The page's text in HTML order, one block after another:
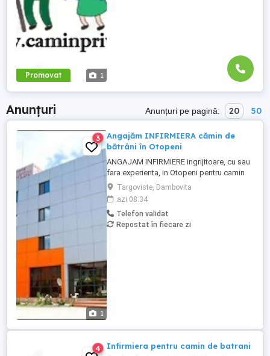
Promovat 1
Anunțuri Anunțuri pe pagină: 20 50
1
3
Angajăm INFIRMIERA cămin de
bătrâni în Otopeni
ANGAJAM INFIRMIERE ingrijitoare, cu sau
fara experienta, in Otopeni pentru camin
de batrani privat, program intern sau in
ture, plata corecta si la timp, masa
asigurata, carte de munca. Acces usor cu
transport in comun. Posibilitate de cazare
pentru personal in conditii bune, daca
Targoviste, Dambovita
azi 08:34
Telefon validat
Repostat în fiecare zi
4 Infirmiera pentru camin de batrani